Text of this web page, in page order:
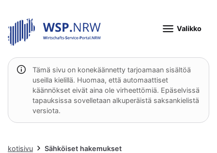
Valikko
Tämä sivu on konekäännetty tarjoamaan sisältöä
useilla kielillä. Huomaa, että automaattiset
käännökset eivät aina ole virheettömiä. Epäselvissä
tapauksissa sovelletaan alkuperäistä saksankielistä
versiota.
kotisivu Sähköiset hakemukset